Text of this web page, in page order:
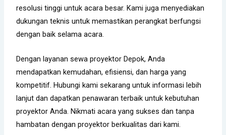
resolusi tinggi untuk acara besar. Kami juga menyediakan
dukungan teknis untuk memastikan perangkat berfungsi
dengan baik selama acara.
Dengan layanan sewa proyektor Depok, Anda
mendapatkan kemudahan, efisiensi, dan harga yang
kompetitif. Hubungi kami sekarang untuk informasi lebih
lanjut dan dapatkan penawaran terbaik untuk kebutuhan
proyektor Anda. Nikmati acara yang sukses dan tanpa
hambatan dengan proyektor berkualitas dari kami.